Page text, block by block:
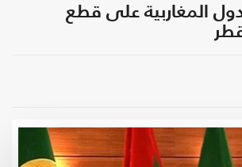
المغاربية على قطع